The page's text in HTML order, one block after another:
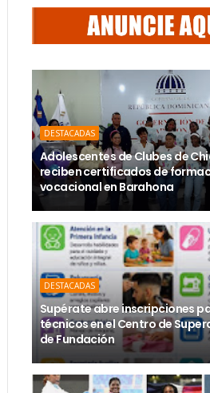
DESTACADAS
Adolescentes de Clubes de
reciben certificados de
vocacional en Barahona
DESTACADAS
Supérate abre inscripciones
técnicos en el Centro de
de Fundación